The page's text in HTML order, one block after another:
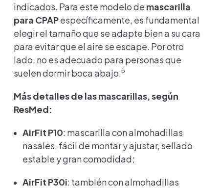
indicados. Para este modelo de mascarilla
para CPAPespecíficamente, es fundamental
elegir el tamaño que se adapte bien a su cara
para evitar que el aire se escape. Por otro
lado, no es adecuado para personas que
suelen dormir boca abajo.5
Más detalles de las mascarillas, según
ResMed:
AirFit P10: mascarilla con almohadillas
nasales, fácil de montar y ajustar, sellado
estable y gran comodidad;
AirFit P30i: también con almohadillas